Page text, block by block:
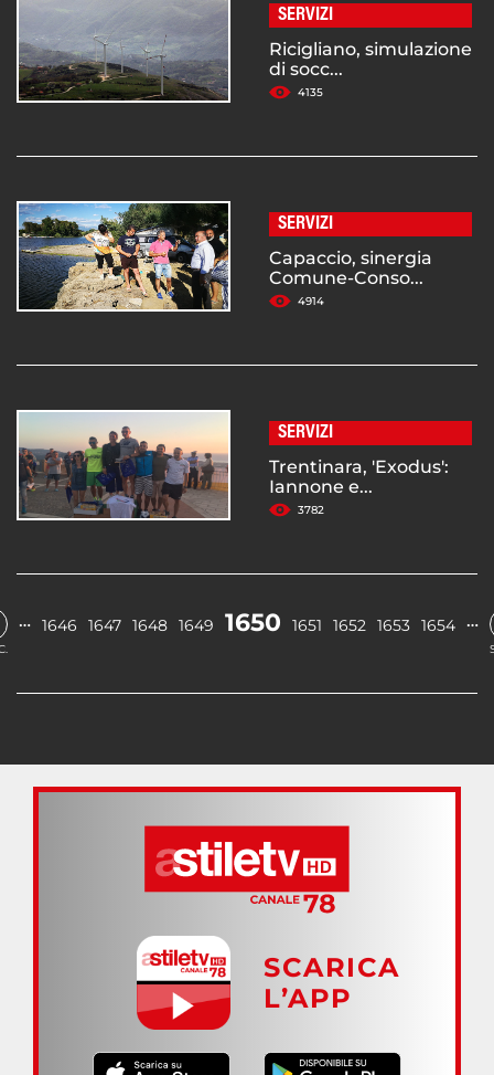
SERVIZI
Ricigliano, simulazione
di socc...
4135
SERVIZI
Capaccio, sinergia
Comune-Conso...
4914
SERVIZI
Trentinara, 'Exodus':
Iannone e...
3782
… 1646 1647 1648 1649 1650 1651 1652 1653 1654 …
SCARICA
L’APP